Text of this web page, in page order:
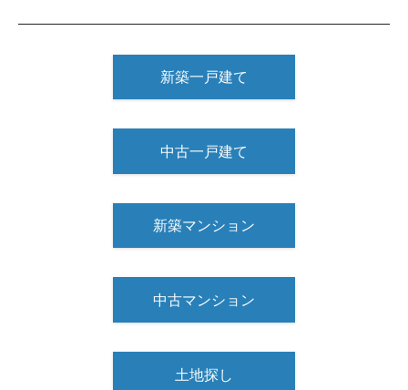
新築一戸建て
中古一戸建て
新築マンション
中古マンション
土地探し